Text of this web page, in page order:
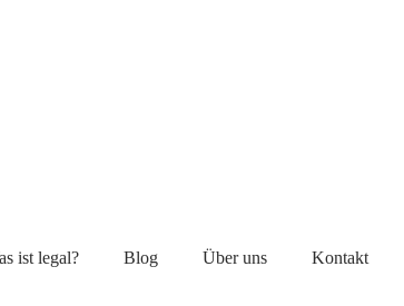
ist legal? Blog Über uns Kontakt